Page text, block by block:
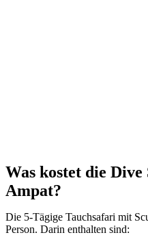
Was kostet die
Ampat?
Die 5-Tägige Tauchsafari mit
Person. Darin enthalten sind: